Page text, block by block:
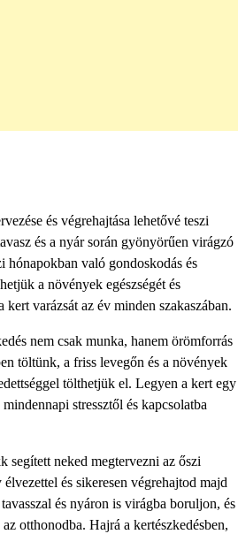
és végrehajtása lehetővé teszi
és a nyár során gyönyörűen virágzó
hónapokban való gondoskodás és
a növények egészségét és
kert varázsát az év minden szakaszában.
nem csak munka, hanem örömforrás
töltünk, a friss levegőn és a növények
tölthetjük el. Legyen a kert egy
stressztől és kapcsolatba
segített neked megtervezni az őszi
és sikeresen végrehajtod majd
és nyáron is virágba boruljon, és
otthonodba. Hajrá a kertészkedésben,